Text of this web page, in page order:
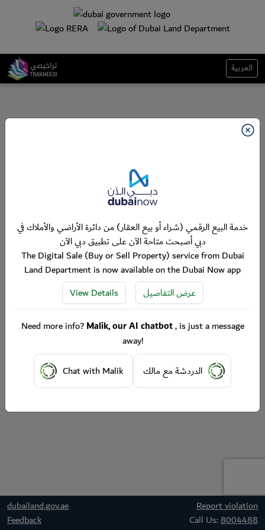
العربية
dubailand.gov.ae
Report violation
Feedback
Call Us:8004488
خدمة البيع الرقمي (شراء أو بيع العقار) من دائرة الأراضي والأملاك في
دبي أصبحت متاحة الآن على تطبيق دبي الآن
The Digital Sale (Buy or Sell Property) service from Dubai
Land Department is now available on the Dubai Now app
View Details
عرض التفاصيل
Need more info?Malik, our AI chatbot, is just a message
away!
Chat with Malik
الدردشة مع مالك